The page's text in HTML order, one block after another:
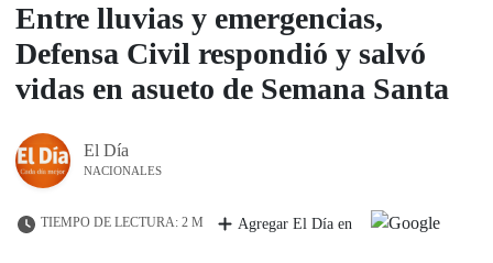
Entre lluvias y emergencias,
Defensa Civil respondió y salvó
vidas en asueto de Semana Santa
El Día
NACIONALES
TIEMPO DE LECTURA: 2 M Agregar El Día en